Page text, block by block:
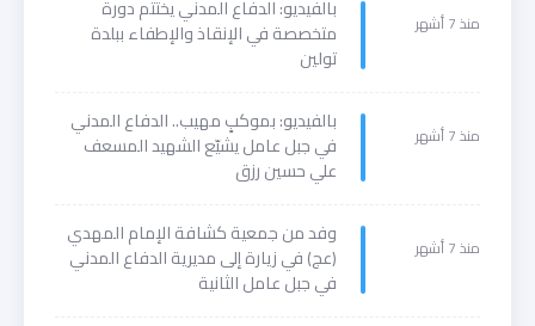
منذ 7 أشهر بالفيديو: الدفاع المدني يختتم دورة
متخصصة في الإنقاذ والإطفاء ببلدة
تولين
منذ 7 أشهر بالفيديو: بموكبٍ مهيب.. الدفاع المدني
في جبل عامل يشيّع الشهيد المسعف
علي حسين رزق
منذ 7 أشهر وفد من جمعية كشافة الإمام المهدي
(عج) في زيارة إلى مديرية الدفاع المدني
في جبل عامل الثانية